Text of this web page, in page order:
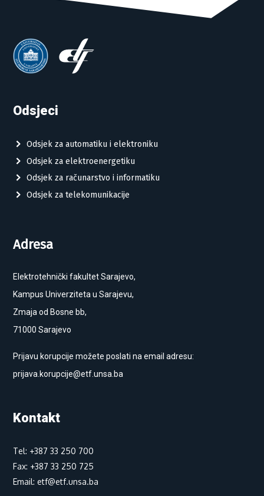
Odsjeci
Odsjek za automatiku i elektroniku
Odsjek za elektroenergetiku
Odsjek za računarstvo i informatiku
Odsjek za telekomunikacije
Adresa
Elektrotehnički fakultet Sarajevo,
Kampus Univerziteta u Sarajevu,
Zmaja od Bosne bb,
71000 Sarajevo
Prijavu korupcije možete poslati na email adresu:
prijava.korupcije@etf.unsa.ba
Kontakt
Tel: +387 33 250 700
Fax: +387 33 250 725
Email: etf@etf.unsa.ba